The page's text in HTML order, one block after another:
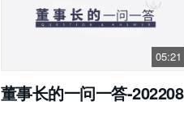
05:21
董事长的一问一答-202208